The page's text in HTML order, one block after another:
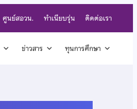
ศูนย์สอวน. ทำเนียบรุ่น ติดต่อเรา
ข่าวสาร ทุนการศึกษา